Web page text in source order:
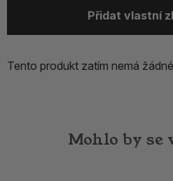
Přidat vlastní
Tento produkt zatím nemá
Mohlo by